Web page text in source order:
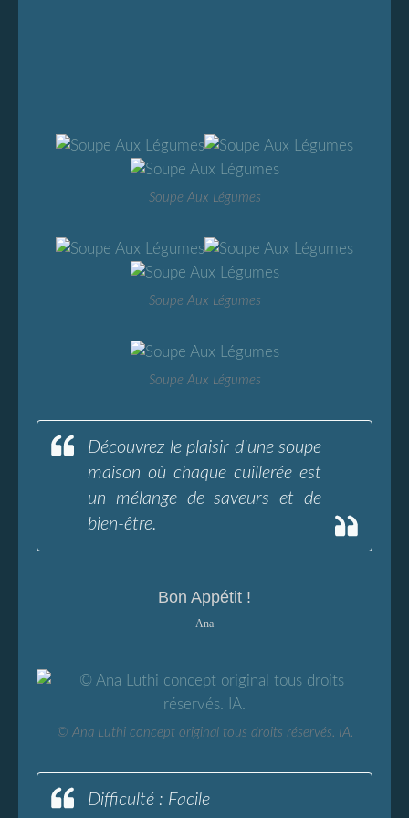
Soupe Aux Légumes
Soupe Aux Légumes
Soupe Aux Légumes
Découvrez le plaisir d'une soupe
maison où chaque cuillerée est
un mélange de saveurs et de
bien-être.
Bon Appétit !
Ana
© Ana Luthi concept original tous droits réservés. IA.
Difficulté : Facile